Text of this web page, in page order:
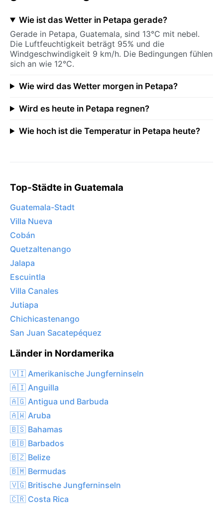
Wie ist das Wetter in Petapa gerade?
Gerade in Petapa, Guatemala, sind 13°C mit nebel.
Die Luftfeuchtigkeit beträgt 95% und die
Windgeschwindigkeit 9 km/h. Die Bedingungen fühlen
sich an wie 12°C.
Wie wird das Wetter morgen in Petapa?
Wird es heute in Petapa regnen?
Wie hoch ist die Temperatur in Petapa heute?
Top-Städte in Guatemala
Guatemala-Stadt
Villa Nueva
Cobán
Quetzaltenango
Jalapa
Escuintla
Villa Canales
Jutiapa
Chichicastenango
San Juan Sacatepéquez
Länder in Nordamerika
🇻🇮 Amerikanische Jungferninseln
🇦🇮 Anguilla
🇦🇬 Antigua und Barbuda
🇦🇼 Aruba
🇧🇸 Bahamas
🇧🇧 Barbados
🇧🇿 Belize
🇧🇲 Bermudas
🇻🇬 Britische Jungferninseln
🇨🇷 Costa Rica